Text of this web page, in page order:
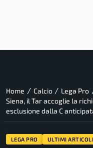
Home / Calcio / Lega Pro
Siena, il Tar accoglie la
esclusione dalla C
LEGA PRO ULTIMI ARTICOLI